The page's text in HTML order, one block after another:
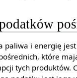
paliwa i energię
które
tych produktów.